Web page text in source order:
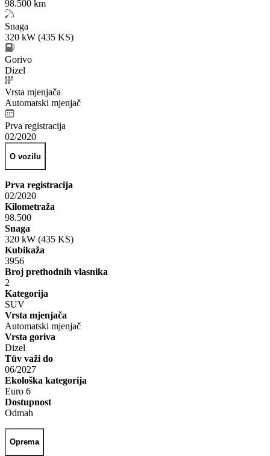
98.500 km
Snaga
320 kW (435 KS)
Gorivo
Dizel
Vrsta mjenjača
Automatski mjenjač
Prva registracija
02/2020
O vozilu
Prva registracija
02/2020
Kilometraža
98.500
Snaga
320 kW (435 KS)
Kubikaža
3956
Broj prethodnih vlasnika
2
Kategorija
SUV
Vrsta mjenjača
Automatski mjenjač
Vrsta goriva
Dizel
Tüv važi do
06/2027
Ekološka kategorija
Euro 6
Dostupnost
Odmah
Oprema